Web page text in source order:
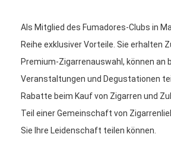
Als Mitglied des Fumadores-Clubs in
Reihe exklusiver Vorteile. Sie erhalten
Premium-Zigarrenauswahl, können an
Veranstaltungen und Degustationen
Rabatte beim Kauf von Zigarren und
Teil einer Gemeinschaft von
Sie Ihre Leidenschaft teilen können.